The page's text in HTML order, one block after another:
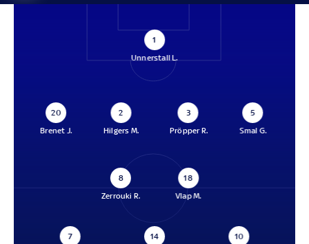
1
Unnerstall L.
20
Brenet J.
2
Hilgers M.
3
Pröpper R.
5
Smal G.
8
Zerrouki R.
18
Vlap M.
7
14
10